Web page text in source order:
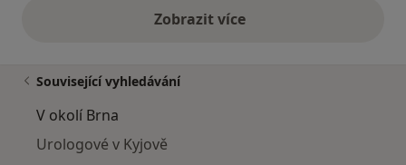
Zobrazit vícevýše uvedené názory
Související vyhledávání
V okolí Brna
Urologové v Kyjově